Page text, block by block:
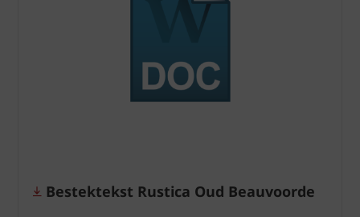
Bestektekst Rustica Oud Beauvoorde